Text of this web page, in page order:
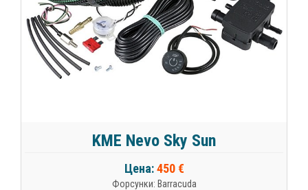
KME Nevo Sky Sun
Цена:450 €
Форсунки: Barracuda